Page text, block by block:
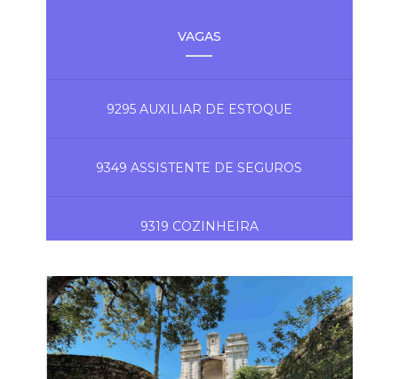
VAGAS
9295 AUXILIAR DE ESTOQUE
9349 ASSISTENTE DE SEGUROS
9319 COZINHEIRA